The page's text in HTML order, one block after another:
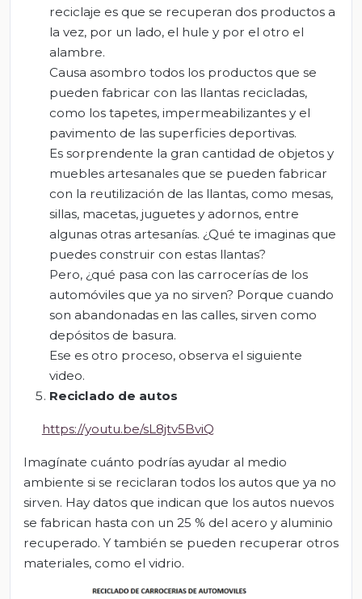
reciclaje es que se recuperan dos productos a
la vez, por un lado, el hule y por el otro el
alambre.
Causa asombro todos los productos que se
pueden fabricar con las llantas recicladas,
como los tapetes, impermeabilizantes y el
pavimento de las superficies deportivas.
Es sorprendente la gran cantidad de objetos y
muebles artesanales que se pueden fabricar
con la reutilización de las llantas, como mesas,
sillas, macetas, juguetes y adornos, entre
algunas otras artesanías. ¿Qué te imaginas que
puedes construir con estas llantas?
Pero, ¿qué pasa con las carrocerías de los
automóviles que ya no sirven? Porque cuando
son abandonadas en las calles, sirven como
depósitos de basura.
Ese es otro proceso, observa el siguiente
video.
Reciclado de autos
https://youtu.be/sL8jtv5BviQ
Imagínate cuánto podrías ayudar al medio
ambiente si se reciclaran todos los autos que ya no
sirven. Hay datos que indican que los autos nuevos
se fabrican hasta con un 25 % del acero y aluminio
recuperado. Y también se pueden recuperar otros
materiales, como el vidrio.